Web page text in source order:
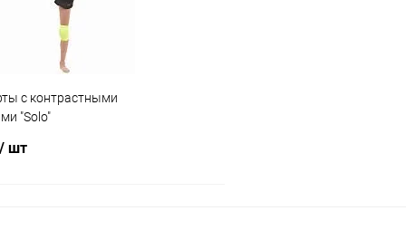
с контрастными
"Solo"
/ шт